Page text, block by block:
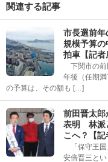
関連する記事
市長選前
規模予算
拍車【記者
下関市の前
年後（任期
の予算は、その額も […]
前田晋太
表明 林派
こへ？【記
「保守王国
安倍晋三と